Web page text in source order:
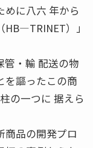
めに八六 年から
）」
管・輸 配送の物
を謳ったこの商
の一つに 据えら
商品の開発プロ